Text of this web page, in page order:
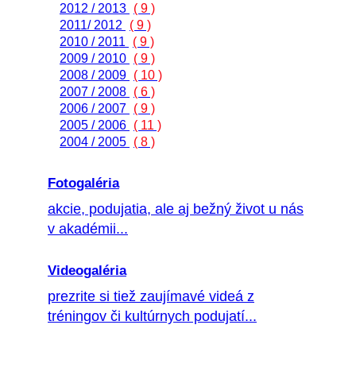
2012 / 2013 ( 9 )
2011/ 2012
( 9 )
2010 / 2011
( 9 )
2009 / 2010 ( 9 )
2008 / 2009 ( 10 )
2007 / 2008 ( 6 )
2006 / 2007 ( 9 )
2005 / 2006 ( 11 )
2004 / 2005 ( 8 )
Fotogaléria
akcie, podujatia, ale aj bežný život u nás
v akadémii...
Videogaléria
prezrite si tiež zaujímavé videá z
tréningov či kultúrnych podujatí...